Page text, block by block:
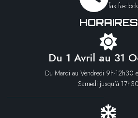
fas fa-clock
HORAIRES
Du 1 Avril au 31
Du Mardi au Vendredi 9h-12h30
Samedi jusqu'à 17h30